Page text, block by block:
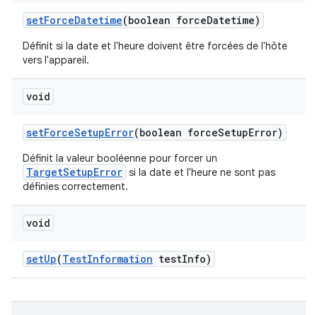
setForceDatetime(boolean forceDatetime)
Définit si la date et l'heure doivent être forcées de l'hôte
vers l'appareil.
void
setForceSetupError(boolean forceSetupError)
Définit la valeur booléenne pour forcer un
TargetSetupError si la date et l'heure ne sont pas
définies correctement.
void
setUp(TestInformation testInfo)